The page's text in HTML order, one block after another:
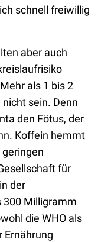
schnell freiwillig
aber auch
als 1 bis 2
sein. Denn
den Fötus, der
Koffein hemmt
für
der
300 Milligramm
die WHO als
Ernährung